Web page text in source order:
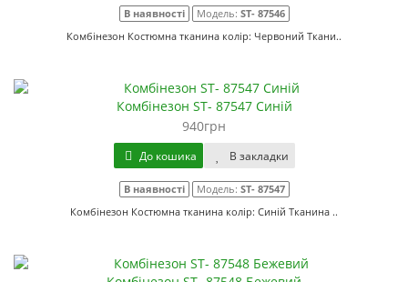
В наявності Модель: ST- 87546
Комбінезон Костюмна тканина колір: Червоний Ткани..
Комбінезон ST- 87547 Синій
940грн
До кошика В закладки
В наявності Модель: ST- 87547
Комбінезон Костюмна тканина колір: Синій Тканина ..